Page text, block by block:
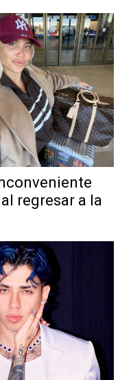
regresar a la